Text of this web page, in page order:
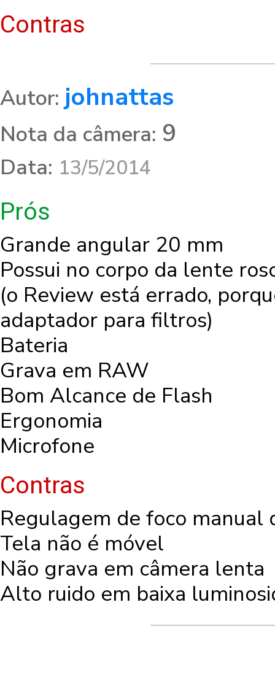
Contras
Autor: johnattas
Nota da câmera: 9
Data: 13/5/2014
Prós
Grande angular 20 mm
Possui no corpo da lente
(o Review está errado,
adaptador para filtros)
Bateria
Grava em RAW
Bom Alcance de Flash
Ergonomia
Microfone
Contras
Regulagem de foco manual
Tela não é móvel
Não grava em câmera lenta
Alto ruido em baixa